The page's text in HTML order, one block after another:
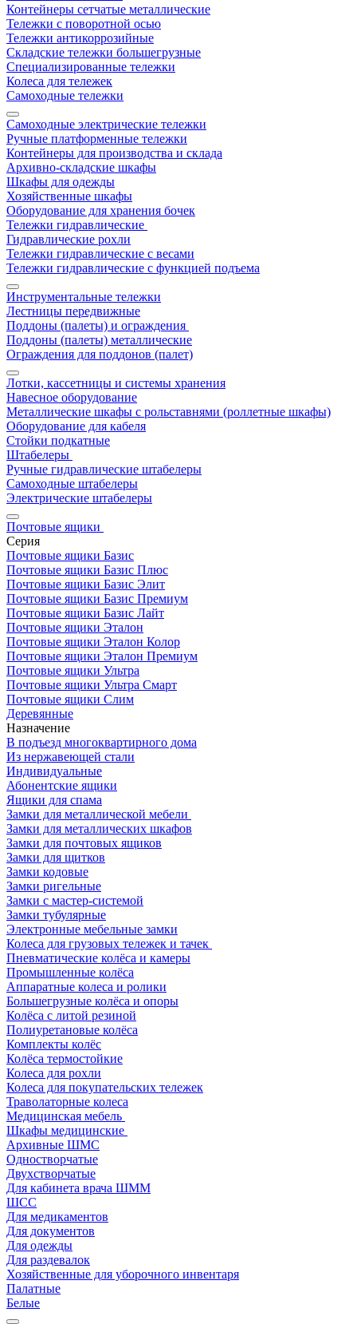
Контейнеры сетчатые металлические
Тележки с поворотной осью
Тележки антикоррозийные
Складские тележки большегрузные
Специализированные тележки
Колеса для тележек
Самоходные тележки
Самоходные электрические тележки
Ручные платформенные тележки
Контейнеры для производства и склада
Архивно-складские шкафы
Шкафы для одежды
Хозяйственные шкафы
Оборудование для хранения бочек
Тележки гидравлические
Гидравлические рохли
Тележки гидравлические с весами
Тележки гидравлические с функцией подъема
Инструментальные тележки
Лестницы передвижные
Поддоны (палеты) и ограждения
Поддоны (палеты) металлические
Ограждения для поддонов (палет)
Лотки, кассетницы и системы хранения
Навесное оборудование
Металлические шкафы с рольставнями (роллетные шкафы)
Оборудование для кабеля
Стойки подкатные
Штабелеры
Ручные гидравлические штабелеры
Самоходные штабелеры
Электрические штабелеры
Почтовые ящики
Серия
Почтовые ящики Базис
Почтовые ящики Базис Плюс
Почтовые ящики Базис Элит
Почтовые ящики Базис Премиум
Почтовые ящики Базис Лайт
Почтовые ящики Эталон
Почтовые ящики Эталон Колор
Почтовые ящики Эталон Премиум
Почтовые ящики Ультра
Почтовые ящики Ультра Смарт
Почтовые ящики Слим
Деревянные
Назначение
В подъезд многоквартирного дома
Из нержавеющей стали
Индивидуальные
Абонентские ящики
Ящики для спама
Замки для металлической мебели
Замки для металлических шкафов
Замки для почтовых ящиков
Замки для щитков
Замки кодовые
Замки ригельные
Замки с мастер-системой
Замки тубулярные
Электронные мебельные замки
Колеса для грузовых тележек и тачек
Пневматические колёса и камеры
Промышленные колёса
Аппаратные колеса и ролики
Большегрузные колёса и опоры
Колёса с литой резиной
Полиуретановые колёса
Комплекты колёс
Колёса термостойкие
Колеса для рохли
Колеса для покупательских тележек
Траволаторные колеса
Медицинская мебель
Шкафы медицинские
Архивные ШМС
Одностворчатые
Двухстворчатые
Для кабинета врача ШММ
ШСС
Для медикаментов
Для документов
Для одежды
Для раздевалок
Хозяйственные для уборочного инвентаря
Палатные
Белые